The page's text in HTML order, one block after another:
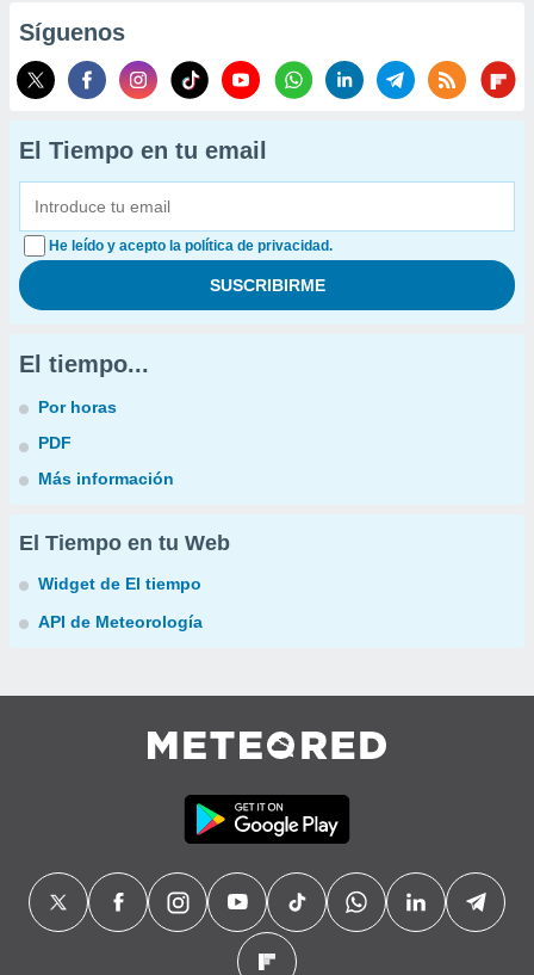
Síguenos
El Tiempo en tu email
He leído y acepto la política de privacidad.
El tiempo...
Por horas
PDF
Más información
El Tiempo en tu Web
Widget de El tiempo
API de Meteorología